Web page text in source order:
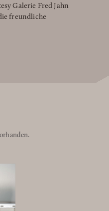
Galerie Fred Jahn
freundliche